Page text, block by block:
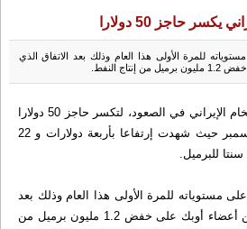
يكسر حاجز 50 دولارا
للمرة الأولى هذا العام وذلك بعد الاتفاق الذي
النفط.
إرنا- تواصلت أسعار النفط الخام الإيراني في الصعود، لتكسر حاجز 50 دولارا
في الاسبوع المنتهي بـ 9 ديسمبر حيث شهدت إرتفاعا بأربعة دولارات و 22
مستوياته للمرة الأولى هذا العام وذلك بعد
الاتفاق الذي حصل مؤخرا بين أعضاء أوبك على خفض 1.2 مليون برميل من